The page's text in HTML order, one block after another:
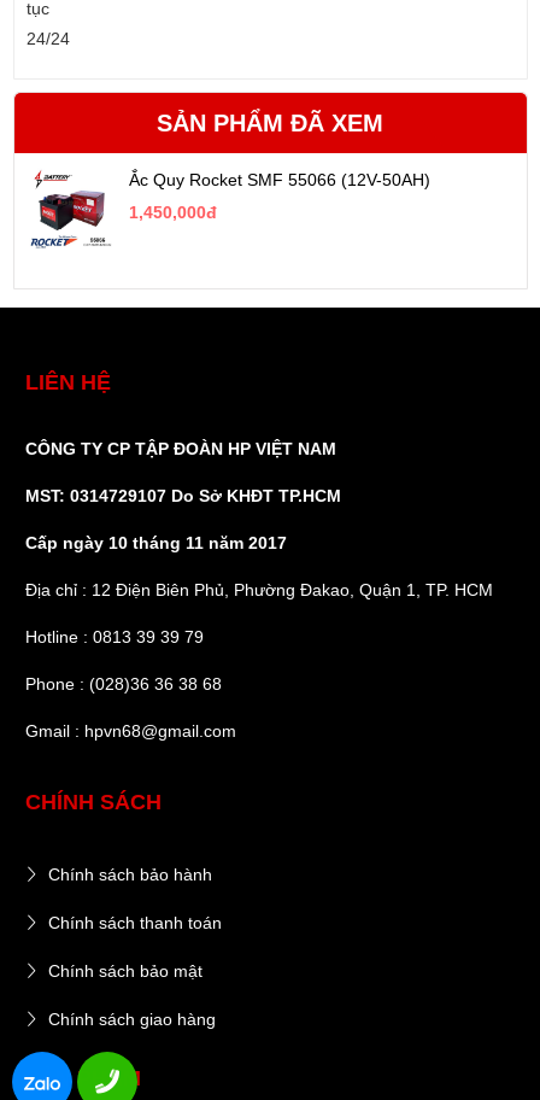
SẢN PHẨM ĐÃ XEM
Ắc Quy Rocket SMF 55066 (12V-50AH)
1,450,000đ
LIÊN HỆ
CÔNG TY CP TẬP ĐOÀN HP VIỆT NAM
MST: 0314729107 Do Sở KHĐT TP.HCM
Cấp ngày 10 tháng 11 năm 2017
Địa chỉ : 12 Điện Biên Phủ, Phường Đakao, Quận 1, TP. HCM
Hotline : 0813 39 39 79
Phone : (028)36 36 38 68
Gmail : hpvn68@gmail.com
CHÍNH SÁCH
Chính sách bảo hành
Chính sách thanh toán
Chính sách bảo mật
Chính sách giao hàng
SẢN PHẨM